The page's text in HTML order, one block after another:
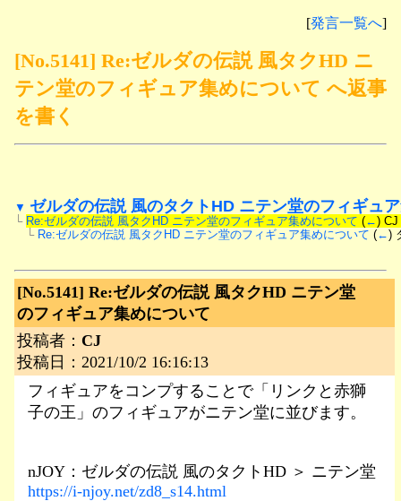
[発言一覧へ]
[No.5141] Re:ゼルダの伝説 風タクHD ニ
テン堂のフィギュア集めについて へ返事
を書く
▼ ゼルダの伝説 風のタクトHD ニテン堂のフィギュ
└ Re:ゼルダの伝説 風タクHD ニテン堂のフィギュア集めについて (←) CJ
└ Re:ゼルダの伝説 風タクHD ニテン堂のフィギュア集めについて (←)
[No.5141] Re:ゼルダの伝説 風タクHD ニテン堂
のフィギュア集めについて
投稿者： CJ
投稿日：2021/10/2 16:16:13
フィギュアをコンプすることで「リンクと赤獅
子の王」のフィギュアがニテン堂に並びます。
nJOY：ゼルダの伝説 風のタクトHD ＞ ニテン堂
https://i-njoy.net/zd8_s14.html